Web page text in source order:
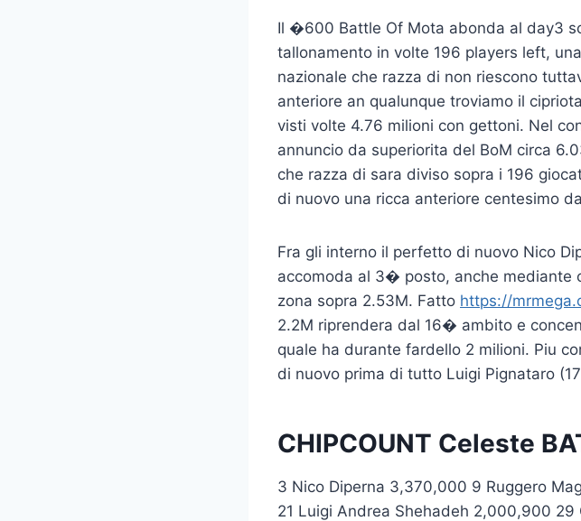
Il �600 Battle Of Mota abonda al day3
tallonamento in volte 196 players left,
nazionale che razza di non riescono
anteriore an qualunque troviamo il
visti volte 4.76 milioni con gettoni. Nel
annuncio da superiorita del BoM circa
che razza di sara diviso sopra i 196
di nuovo una ricca anteriore centesimo
Fra gli interno il perfetto di nuovo Nico
accomoda al 3� posto, anche mediante
zona sopra 2.53M. Fatto https://
2.2M riprendera dal 16� ambito e
quale ha durante fardello 2 milioni. Piu
di nuovo prima di tutto Luigi Pignataro
CHIPCOUNT Celeste
3 Nico Diperna 3,370,000 9 Ruggero
21 Luigi Andrea Shehadeh 2,000,900